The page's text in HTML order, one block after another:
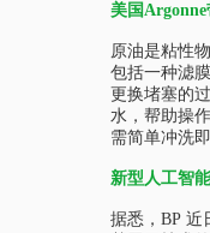
美国
原油是粘性
包括一种滤
更换堵塞的
水，帮助操
需简单冲洗
新型人工智
据悉，BP 近